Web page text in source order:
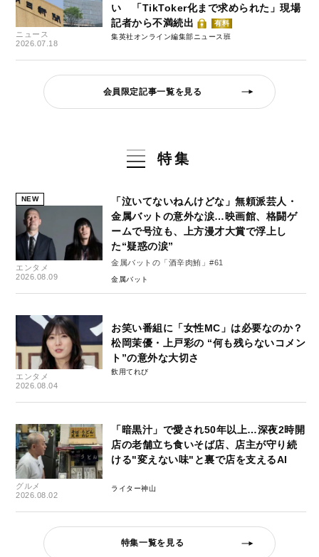
ニュース
2026.07.18
い 「TikToker化まで求められた」現場
記者から不満続出
有料
集英社オンライン編集部ニュース班
会員限定記事一覧を見る
特集
NEW
エンタメ
2026.08.09
「泣いてないねんけどな」無頼派芸人・
金属バットの意外な涙…映画館、格闘ゲ
ームで号泣も、上方漫才大賞で浮上し
た“疑惑の涙”
金属バットの「酒辛肉鮪」#61
金属バット
エンタメ
2026.08.04
お笑い番組に「女性MC」は必要なのか？
松岡茉優・上戸彩の “何も残らないコメン
ト”の意外な大切さ
飲用てれび
グルメ
2026.08.02
「暗黒汁」で愛され50年以上…深夜2時開
店の老舗立ち食いそば店、店主が守り続
ける"変えない味"と裏で店を支えるAI
ライター神山
特集一覧を見る